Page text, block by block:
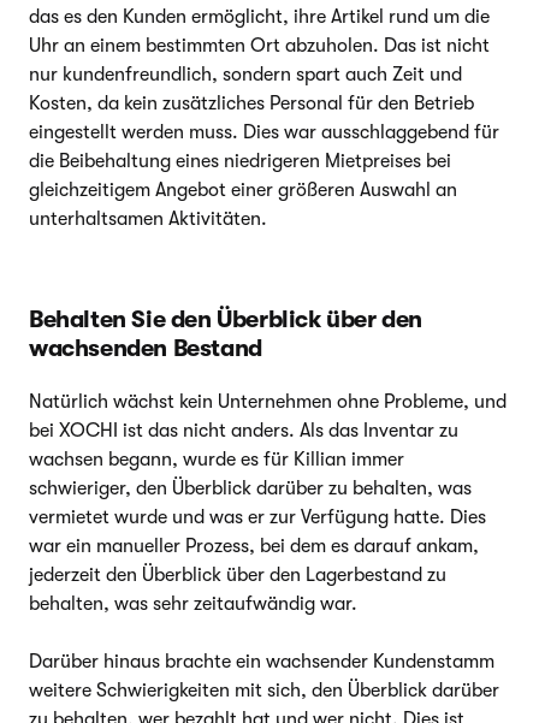
das es den Kunden ermöglicht, ihre Artikel rund um die
Uhr an einem bestimmten Ort abzuholen. Das ist nicht
nur kundenfreundlich, sondern spart auch Zeit und
Kosten, da kein zusätzliches Personal für den Betrieb
eingestellt werden muss. Dies war ausschlaggebend für
die Beibehaltung eines niedrigeren Mietpreises bei
gleichzeitigem Angebot einer größeren Auswahl an
unterhaltsamen Aktivitäten.
Behalten Sie den Überblick über den
wachsenden Bestand
Natürlich wächst kein Unternehmen ohne Probleme, und
bei XOCHI ist das nicht anders. Als das Inventar zu
wachsen begann, wurde es für Killian immer
schwieriger, den Überblick darüber zu behalten, was
vermietet wurde und was er zur Verfügung hatte. Dies
war ein manueller Prozess, bei dem es darauf ankam,
jederzeit den Überblick über den Lagerbestand zu
behalten, was sehr zeitaufwändig war.
Darüber hinaus brachte ein wachsender Kundenstamm
weitere Schwierigkeiten mit sich, den Überblick darüber